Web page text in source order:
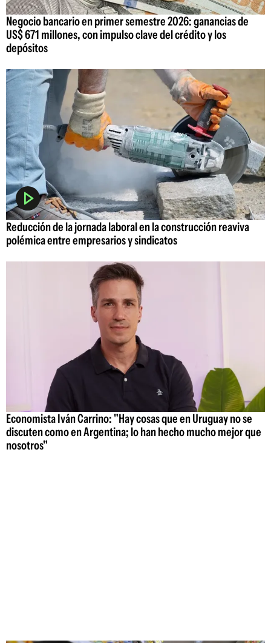
Negocio bancario en primer semestre 2026: ganancias de
US$ 671 millones, con impulso clave del crédito y los
depósitos
Reducción de la jornada laboral en la construcción reaviva
polémica entre empresarios y sindicatos
Economista Iván Carrino: "Hay cosas que en Uruguay no se
discuten como en Argentina; lo han hecho mucho mejor que
nosotros"